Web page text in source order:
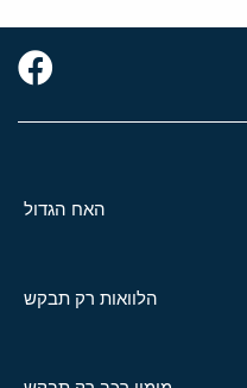
האח הגדול
הלוואות רק תבקש